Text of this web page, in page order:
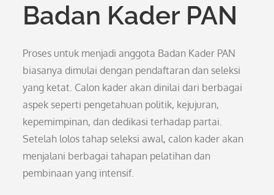
Badan Kader PAN
Proses untuk menjadi anggota Badan Kader PAN
biasanya dimulai dengan pendaftaran dan seleksi
yang ketat. Calon kader akan dinilai dari berbagai
aspek seperti pengetahuan politik, kejujuran,
kepemimpinan, dan dedikasi terhadap partai.
Setelah lolos tahap seleksi awal, calon kader akan
menjalani berbagai tahapan pelatihan dan
pembinaan yang intensif.